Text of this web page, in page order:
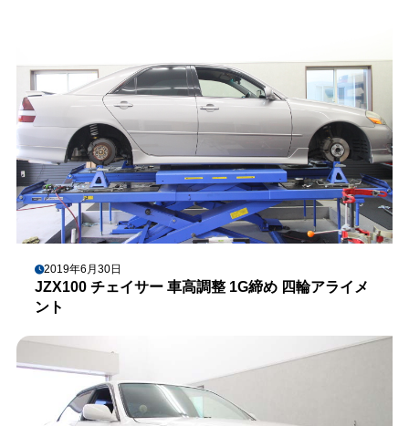
2019年6月30日
JZX100 チェイサー 車高調整 1G締め 四輪アライメ
ント